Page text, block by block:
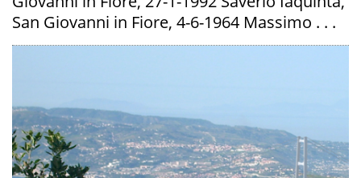
San Giovanni in Fiore, 4-6-1964 Massimo . . .